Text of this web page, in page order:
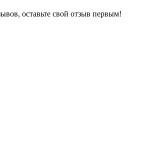
оставьте свой отзыв первым!